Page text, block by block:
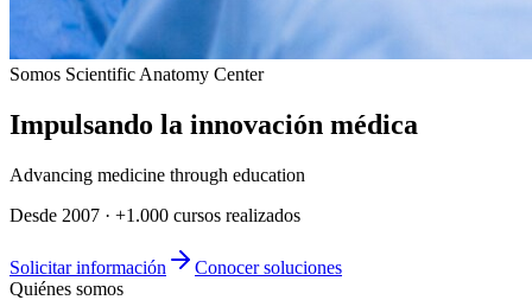
Somos Scientific Anatomy Center
Impulsando la innovación médica
Advancing medicine through education
Desde 2007 · +1.000 cursos realizados
Solicitar información
Conocer soluciones
Quiénes somos